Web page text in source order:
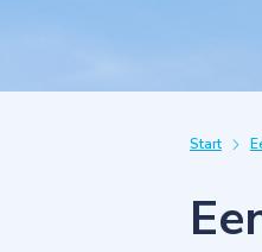
Start